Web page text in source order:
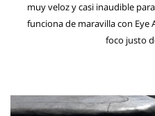
muy veloz y casi inaudible
funciona de maravilla con Eye
foco justo